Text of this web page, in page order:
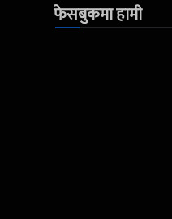
फेसबुकमा हामी